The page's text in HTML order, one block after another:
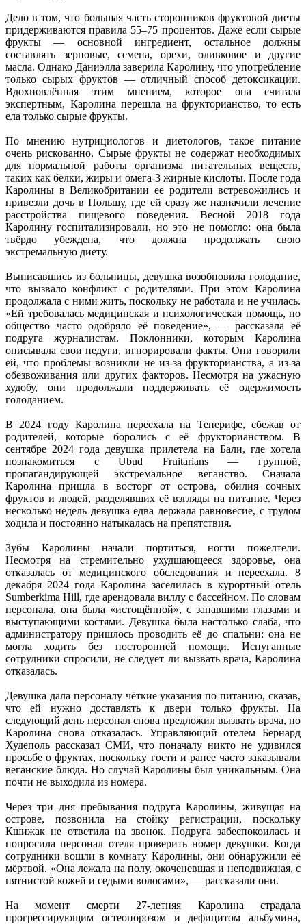
Дело в том, что большая часть сторонников фруктовой диеты
придерживаются правила 55–75 процентов. Даже если сырые
фрукты — основной ингредиент, остальное должны
составлять зерновые, семена, орехи, оливковое и другие
масла. Однако Даниэлла заверила Каролину, что употребление
только сырых фруктов — отличный способ детоксикации.
Вдохновлённая этим мнением, которое она считала
экспертным, Каролина перешла на фрукторианство, то есть
ела только сырые фрукты.
По мнению нутрициологов и диетологов, такое питание
очень рискованно. Сырые фрукты не содержат необходимых
для нормальной работы организма питательных веществ,
таких как белки, жиры и омега-3 жирные кислоты. После года
Каролины в Великобритании ее родители встревожились и
привезли дочь в Польшу, где ей сразу же назначили лечение
расстройства пищевого поведения. Весной 2018 года
Каролину госпитализировали, но это не помогло: она была
твёрдо убеждена, что должна продолжать свою
экстремальную диету.
Выписавшись из больницы, девушка возобновила голодание,
что вызвало конфликт с родителями. При этом Каролина
продолжала с ними жить, поскольку не работала и не училась.
«Ей требовалась медицинская и психологическая помощь, но
общество часто одобряло её поведение», — рассказала её
подруга журналистам. Поклонники, которым Каролина
описывала свои недуги, игнорировали факты. Они говорили
ей, что проблемы возникли не из-за фрукторианства, а из-за
обезвоживания или других факторов. Несмотря на ужасную
худобу, они продолжали поддерживать её одержимость
голоданием.
В 2024 году Каролина переехала на Тенерифе, сбежав от
родителей, которые боролись с её фрукторианством. В
сентябре 2024 года девушка прилетела на Бали, где хотела
познакомиться с Ubud Fruitarians — группой,
пропагандирующей экстремальное веганство. Сначала
Каролина пришла в восторг от острова, обилия сочных
фруктов и людей, разделявших её взгляды на питание. Через
несколько недель девушка едва держала равновесие, с трудом
ходила и постоянно натыкалась на препятствия.
Зубы Каролины начали портиться, ногти пожелтели.
Несмотря на стремительно ухудшающееся здоровье, она
отказалась от медицинского обследования и переехала. 8
декабря 2024 года Каролина заселилась в курортный отель
Sumberkima Hill, где арендовала виллу с бассейном. По словам
персонала, она была «истощённой», с запавшими глазами и
выступающими костями. Девушка была настолько слаба, что
администратору пришлось проводить её до спальни: она не
могла ходить без посторонней помощи. Испуганные
сотрудники спросили, не следует ли вызвать врача, Каролина
отказалась.
Девушка дала персоналу чёткие указания по питанию, сказав,
что ей нужно доставлять к двери только фрукты. На
следующий день персонал снова предложил вызвать врача, но
Каролина снова отказалась. Управляющий отелем Бернард
Худеполь рассказал СМИ, что поначалу никто не удивился
просьбе о фруктах, поскольку гости и ранее часто заказывали
веганские блюда. Но случай Каролины был уникальным. Она
почти не выходила из номера.
Через три дня пребывания подруга Каролины, живущая на
острове, позвонила на стойку регистрации, поскольку
Кшижак не ответила на звонок. Подруга забеспокоилась и
попросила персонал отеля проверить номер девушки. Когда
сотрудники вошли в комнату Каролины, они обнаружили её
мёртвой. «Она лежала на полу, окоченевшая и неподвижная, с
пятнистой кожей и седыми волосами», — рассказали они.
На момент смерти 27-летняя Каролина страдала
прогрессирующим остеопорозом и дефицитом альбумина,